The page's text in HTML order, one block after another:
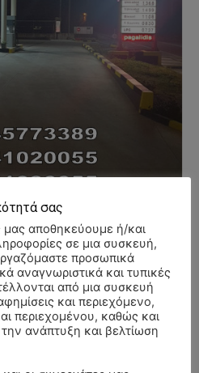
-
σας
μας αποθηκεύουμε ή/και
σε μια συσκευή,
προσωπικά
αναγνωριστικά και τυπικές
από μια συσκευή
και περιεχόμενο,
περιεχομένου, καθώς και
ανάπτυξη και βελτίωση